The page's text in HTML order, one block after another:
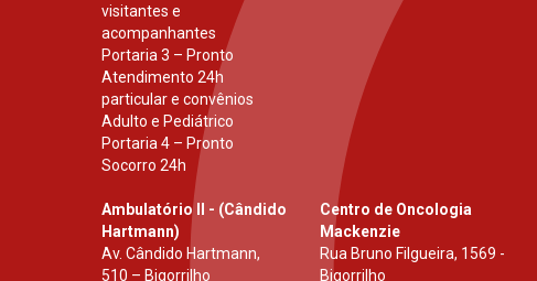
visitantes e
acompanhantes
Portaria 3 – Pronto
Atendimento 24h
particular e convênios
Adulto e Pediátrico
Portaria 4 – Pronto
Socorro 24h
Ambulatório II - (Cândido
Hartmann)
Av. Cândido Hartmann,
510 – Bigorrilho
Centro de Oncologia
Mackenzie
Rua Bruno Filgueira, 1569 -
Bigorrilho